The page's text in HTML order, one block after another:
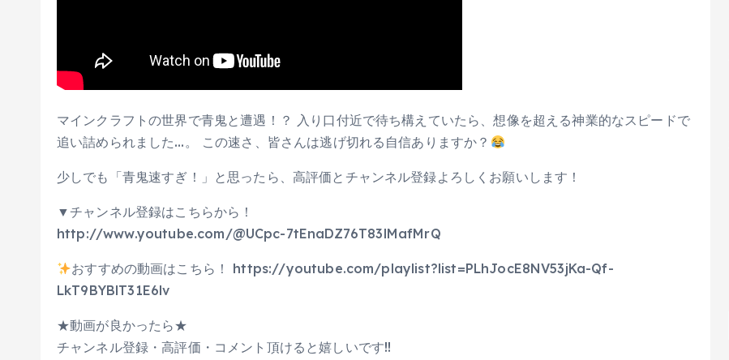
マインクラフトの世界で青鬼と遭遇！？ 入り口付近で待ち構えていたら、想像を超える神業的なスピードで
追い詰められました…。 この速さ、皆さんは逃げ切れる自信ありますか？
少しでも「青鬼速すぎ！」と思ったら、高評価とチャンネル登録よろしくお願いします！
▼チャンネル登録はこちらから！
http://www.youtube.com/@UCpc-7tEnaDZ76T83lMafMrQ
おすすめの動画はこちら！ https://youtube.com/playlist?list=PLhJocE8NV53jKa-Qf-
LkT9BYBlT31E6lv
★動画が良かったら★
チャンネル登録・高評価・コメント頂けると嬉しいです!!